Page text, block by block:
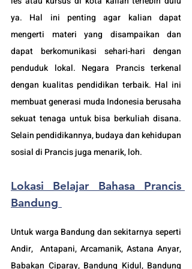
ya. Hal ini penting agar kalian dapat
mengerti materi yang disampaikan dan
dapat berkomunikasi sehari-hari dengan
penduduk lokal. Negara Prancis terkenal
dengan kualitas pendidikan terbaik. Hal ini
membuat generasi muda Indonesia berusaha
sekuat tenaga untuk bisa berkuliah disana.
Selain pendidikannya, budaya dan kehidupan
sosial di Prancis juga menarik, loh.
Lokasi Belajar Bahasa Prancis
Bandung
Andir,  Antapani, Arcamanik, Astana Anyar,
Babakan Ciparay, Bandung Kidul, Bandung